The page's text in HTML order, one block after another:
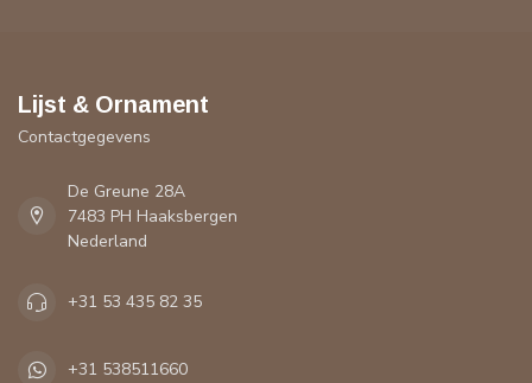
Lijst & Ornament
Contactgegevens
De Greune 28A
7483 PH Haaksbergen
Nederland
+31 53 435 82 35
+31 538511660